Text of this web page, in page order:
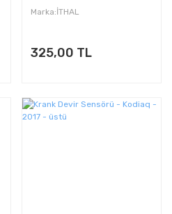
Marka:İTHAL
325,00 TL